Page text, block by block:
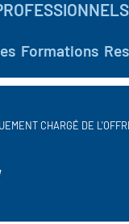
Formations
CHARGÉ DE